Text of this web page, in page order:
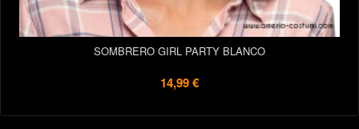
SOMBRERO GIRL PARTY BLANCO
14,99 €